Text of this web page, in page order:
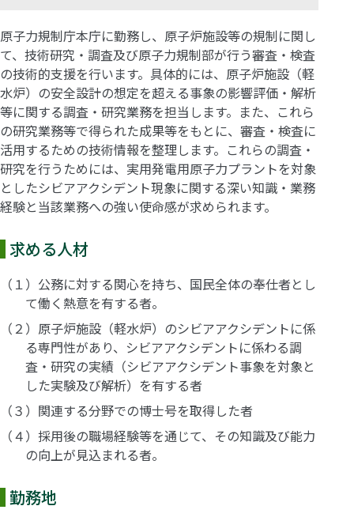
原子力規制庁本庁に勤務し、原子炉施設等の規制に関し
て、技術研究・調査及び原子力規制部が行う審査・検査
の技術的支援を行います。具体的には、原子炉施設（軽
水炉）の安全設計の想定を超える事象の影響評価・解析
等に関する調査・研究業務を担当します。また、これら
の研究業務等で得られた成果等をもとに、審査・検査に
活用するための技術情報を整理します。これらの調査・
研究を行うためには、実用発電用原子力プラントを対象
としたシビアアクシデント現象に関する深い知識・業務
経験と当該業務への強い使命感が求められます。
求める人材
（１）公務に対する関心を持ち、国民全体の奉仕者とし
て働く熱意を有する者。
（２）原子炉施設（軽水炉）のシビアアクシデントに係
る専門性があり、シビアアクシデントに係わる調
査・研究の実績（シビアアクシデント事象を対象と
した実験及び解析）を有する者
（３）関連する分野での博士号を取得した者
（４）採用後の職場経験等を通じて、その知識及び能力
の向上が見込まれる者。
勤務地